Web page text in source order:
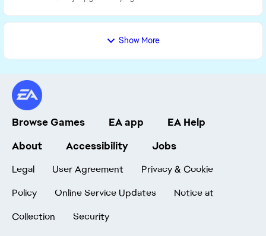
Show More
Browse Games EA app
EA Help
About
Accessibility Jobs
Legal User Agreement
Privacy & Cookie
Policy
Online Service Updates
Notice at
Collection
Security